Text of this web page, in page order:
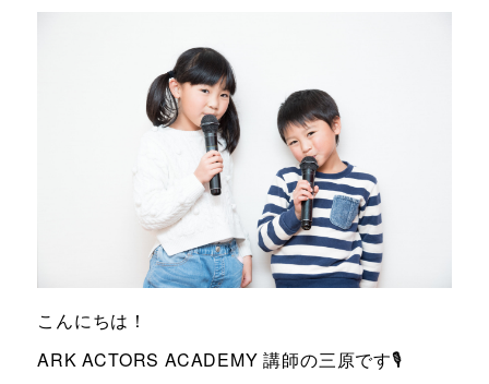
講師紹介
お知らせ＆ブログ
FREE TRIAL
無料体験レッスン
こんにちは！
ARK ACTORS ACADEMY 講師の三原です🎙